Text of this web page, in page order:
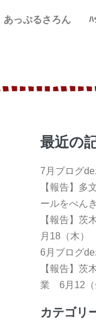
あっぷるさろん ﾊ
最近の
7月ブログ
【報告】
ールをべん
【報告】
月18（木）
6月ブログ
【報告】
業 6月12（
カテゴリ